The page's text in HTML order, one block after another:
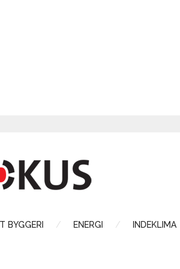
BYGGERI ENERGI INDEKLIMA